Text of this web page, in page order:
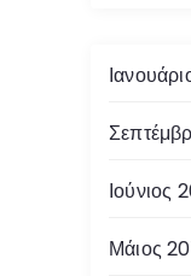
Ιούνιος
Μάιος